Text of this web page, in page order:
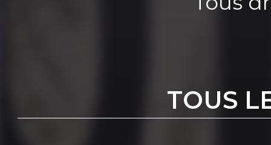
TOUS